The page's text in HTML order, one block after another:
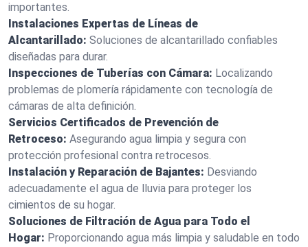
importantes.
Instalaciones Expertas de Líneas de
Alcantarillado: Soluciones de alcantarillado confiables
diseñadas para durar.
Inspecciones de Tuberías con Cámara: Localizando
problemas de plomería rápidamente con tecnología de
cámaras de alta definición.
Servicios Certificados de Prevención de
Retroceso: Asegurando agua limpia y segura con
protección profesional contra retrocesos.
Instalación y Reparación de Bajantes: Desviando
adecuadamente el agua de lluvia para proteger los
cimientos de su hogar.
Soluciones de Filtración de Agua para Todo el
Hogar: Proporcionando agua más limpia y saludable en todo